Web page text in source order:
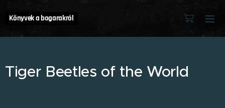
Könyvek a bogarakról
Tiger Beetles of the World